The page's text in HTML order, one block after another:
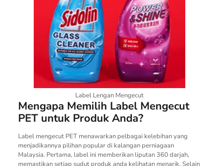
Label Lengan Mengecut
Mengapa Memilih Label Mengecut
PET untuk Produk Anda?
Label mengecut PET menawarkan pelbagai kelebihan yang
menjadikannya pilihan popular di kalangan perniagaan
Malaysia. Pertama, label ini memberikan liputan 360 darjah,
memastikan setiap sudut produk anda kelihatan menarik. Selain